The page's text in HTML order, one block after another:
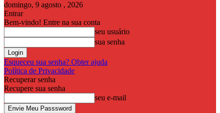
domingo, 9 agosto , 2026
Entrar
Bem-vindo! Entre na sua conta
seu usuário
sua senha
Esqueceu sua senha? Obter ajuda
Política de Privacidade
Recuperar senha
Recupere sua senha
seu e-mail